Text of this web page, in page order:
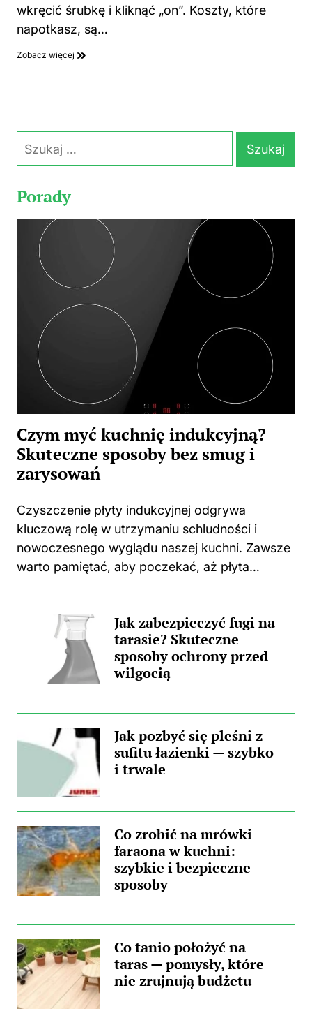
wkręcić śrubkę i kliknąć „on”. Koszty, które
napotkasz, są…
Zobacz więcej
Szukaj:
Porady
Czym myć kuchnię indukcyjną?
Skuteczne sposoby bez smug i
zarysowań
Czyszczenie płyty indukcyjnej odgrywa
kluczową rolę w utrzymaniu schludności i
nowoczesnego wyglądu naszej kuchni. Zawsze
warto pamiętać, aby poczekać, aż płyta
powierzchni może prowadzić do
nieprzyjemnych zapachów, a także trwałych...
Jak zabezpieczyć fugi na
tarasie? Skuteczne
sposoby ochrony przed
wilgocią
Jak pozbyć się pleśni z
sufitu łazienki — szybko
i trwale
Co zrobić na mrówki
faraona w kuchni:
szybkie i bezpieczne
sposoby
Co tanio położyć na
taras — pomysły, które
nie zrujnują budżetu